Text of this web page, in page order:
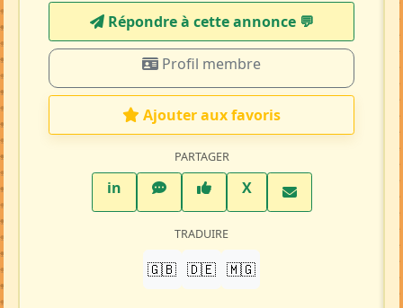
Répondre à cette annonce 💬​
Profil membre
Ajouter aux favoris
PARTAGER
inLinkedInWhatsAppFacebook
XTwitter X
TRADUIRE
🇬🇧 🇩🇪 🇲🇬